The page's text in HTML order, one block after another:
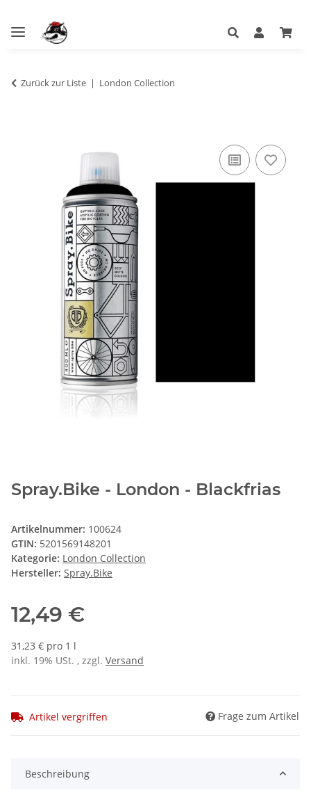
Zurück zur Liste London Collection
Spray.Bike - London - Blackfrias
Artikelnummer: 100624
GTIN: 5201569148201
Kategorie: London Collection
Hersteller: Spray.Bike
12,49 €
31,23 € pro 1 l
inkl. 19% USt. , zzgl. Versand
Artikel vergriffen Frage zum Artikel
Beschreibung